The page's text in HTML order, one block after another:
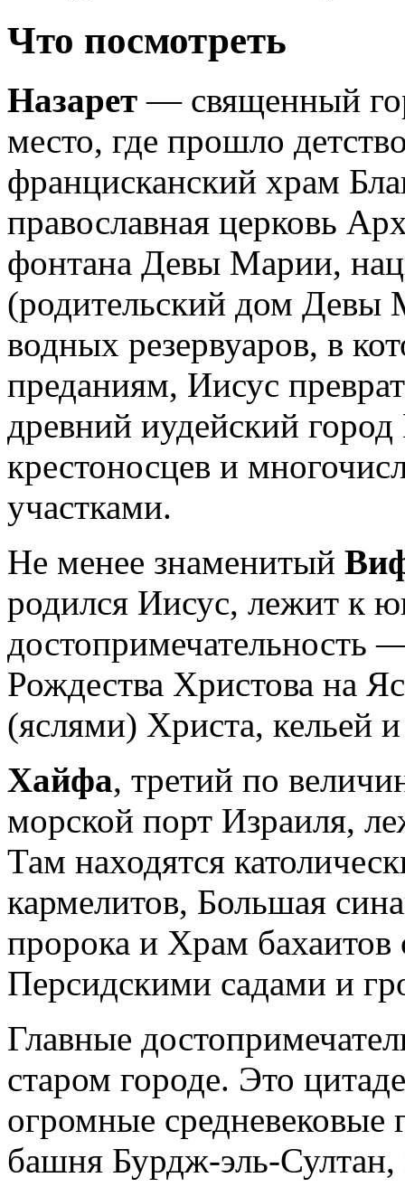
Что посмотреть
Назарет — священный
место, где прошло
францисканский храм
православная церковь
фонтана Девы Марии,
(родительский дом Девы
водных резервуаров, в
преданиям, Иисус
древний иудейский
крестоносцев и
участками.
Не менее знаменитый
родился Иисус, лежит к
достопримечательность
Рождества Христова на
(яслями) Христа, кельей
Хайфа, третий по
морской порт Израиля,
Там находятся
кармелитов, Большая
пророка и Храм
Персидскими садами и
Главные
старом городе. Это
огромные средневековые
башня Бурдж-эль-